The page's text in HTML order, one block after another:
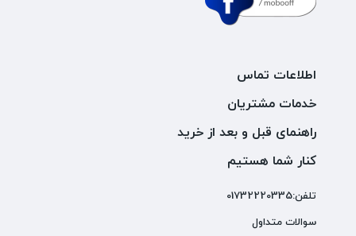
اطلاعات تماس
خدمات مشتریان
راهنمای قبل و بعد از خرید
کنار شما هستیم
تلفن:01732220335
سوالات متداول